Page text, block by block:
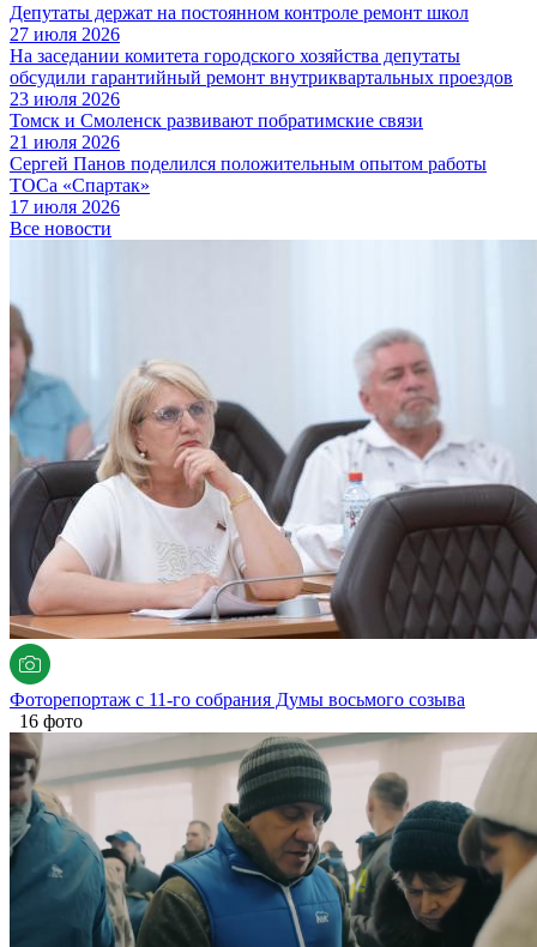
Депутаты держат на постоянном контроле ремонт школ
27 июля 2026
На заседании комитета городского хозяйства депутаты
обсудили гарантийный ремонт внутриквартальных проездов
23 июля 2026
Томск и Смоленск развивают побратимские связи
21 июля 2026
Сергей Панов поделился положительным опытом работы
ТОСа «Спартак»
17 июля 2026
Все новости
Фоторепортаж с 11-го собрания Думы восьмого созыва
16 фото